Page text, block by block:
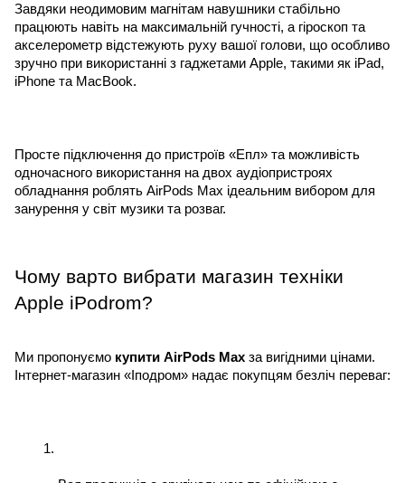
Завдяки неодимовим магнітам навушники стабільно
працюють навіть на максимальній гучності, а гіроскоп та
акселерометр відстежують руху вашої голови, що особливо
зручно при використанні з гаджетами Apple, такими як iPad,
iPhone та MacBook.
Просте підключення до пристроїв «Епл» та можливість
одночасного використання на двох аудіопристроях
обладнання роблять AirPods Max ідеальним вибором для
занурення у світ музики та розваг.
Чому варто вибрати магазин техніки
Apple iPodrom?
Ми пропонуємо купити AirPods Max за вигідними цінами.
Інтернет-магазин «Іподром» надає покупцям безліч переваг: